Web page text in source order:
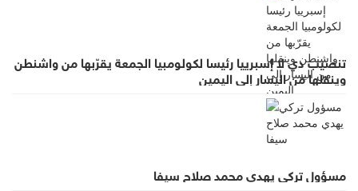
تنصيب دي لا إسبرييا رئيسا لكولومبيا الجمعة يقرّبها من واشنطن
وينقلها من اليسار إلى اليمين
مسؤول تركي يهدي محمد صلاح سيفا